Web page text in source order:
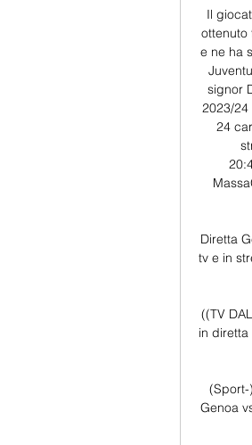
Il
ottenuto
e ne ha
signor
2023/
24
Diretta
tv e in
((TV
in diretta
Genoa